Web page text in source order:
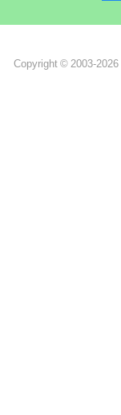
Copyright © 2003-